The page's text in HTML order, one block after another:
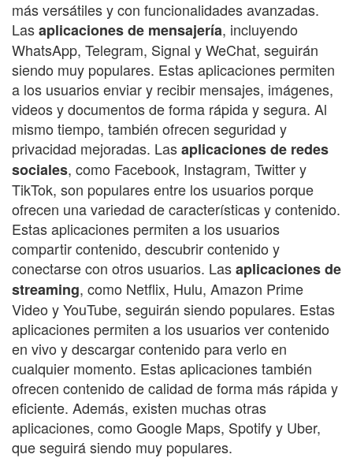
más versátiles y con funcionalidades avanzadas.
Lasaplicaciones de mensajería, incluyendo
WhatsApp, Telegram, Signal y WeChat, seguirán
siendo muy populares. Estas aplicaciones permiten
a los usuarios enviar y recibir mensajes, imágenes,
videos y documentos de forma rápida y segura. Al
mismo tiempo, también ofrecen seguridad y
privacidad mejoradas. Lasaplicaciones de redes
sociales, como Facebook, Instagram, Twitter y
TikTok, son populares entre los usuarios porque
ofrecen una variedad de características y contenido.
Estas aplicaciones permiten a los usuarios
compartir contenido, descubrir contenido y
conectarse con otros usuarios. Lasaplicaciones de
streaming, como Netflix, Hulu, Amazon Prime
Video y YouTube, seguirán siendo populares. Estas
aplicaciones permiten a los usuarios ver contenido
en vivo y descargar contenido para verlo en
cualquier momento. Estas aplicaciones también
ofrecen contenido de calidad de forma más rápida y
eficiente. Además, existen muchas otras
aplicaciones, como Google Maps, Spotify y Uber,
que seguirá siendo muy populares.